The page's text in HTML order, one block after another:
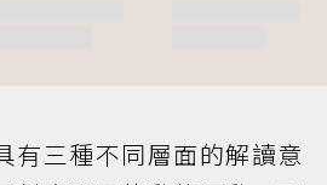
有三種不同層面的解讀意